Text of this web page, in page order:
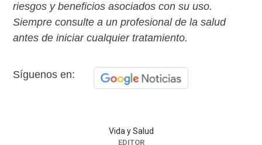
riesgos y beneficios asociados con su uso.
Siempre consulte a un profesional de la salud
antes de iniciar cualquier tratamiento.
Síguenos en:
Vida y Salud
EDITOR